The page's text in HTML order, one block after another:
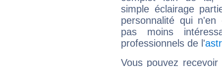
simple éclairage
personnalité qui n'en
pas moins
professionnels de l'
Vous pouvez